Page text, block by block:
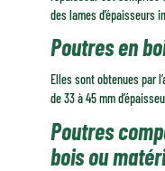
des lames d’épaisseurs
Poutres en
Elles sont obtenues par
de 33 à 45 mm
Poutres
bois ou